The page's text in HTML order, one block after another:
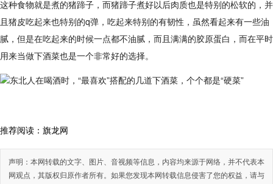
这种食物就是煮的猪蹄子，而猪蹄子煮好以后肉质也是特别的松软的，并
且猪皮吃起来也特别的q弹，吃起来特别的有韧性，虽然看起来有一些油
腻，但是在吃起来的时候一点都不油腻，而且满满的胶原蛋白，而在平时
用来当做下酒菜也是一个非常好的选择。
推荐阅读： 旗龙网
声明：本网转载的文字、图片、音视频等信息，内容均来源于网络，并不代表本
网观点，其版权归原作者所有。如果您发现本网转载信息侵害了您的权益，请与